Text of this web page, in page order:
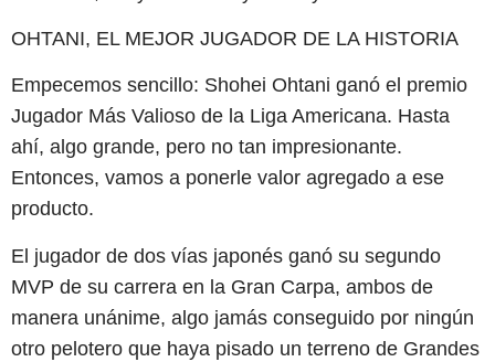
OHTANI, EL MEJOR JUGADOR DE LA HISTORIA
Empecemos sencillo: Shohei Ohtani ganó el premio
Jugador Más Valioso de la Liga Americana. Hasta
ahí, algo grande, pero no tan impresionante.
Entonces, vamos a ponerle valor agregado a ese
producto.
El jugador de dos vías japonés ganó su segundo
MVP de su carrera en la Gran Carpa, ambos de
manera unánime, algo jamás conseguido por ningún
otro pelotero que haya pisado un terreno de Grandes